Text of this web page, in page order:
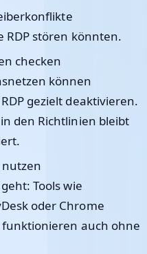
RDP stören könnten.
checken
können
gezielt deaktivieren.
den Richtlinien bleibt
nutzen
Tools wie
oder Chrome
funktionieren auch ohne